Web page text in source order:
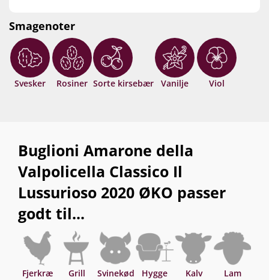
lakrids og frisk kværnet peber dominerer smagen,
der hænger imponerende længe ved slurk for
slurk. Perfekt balance mellem tørret frugtsødme,
fadkrydderier og silkebløde tanniner... Marianos
hidtil største mesterværk af en Amarone? Drik nu
Smagenoter
Svesker Rosiner Sorte kirsebær Vanilje Viol
Buglioni Amarone della
Valpolicella Classico Il
Lussurioso 2020 ØKO passer
godt til...
Fjerkræ Grill Svinekød Hygge Kalv Lam